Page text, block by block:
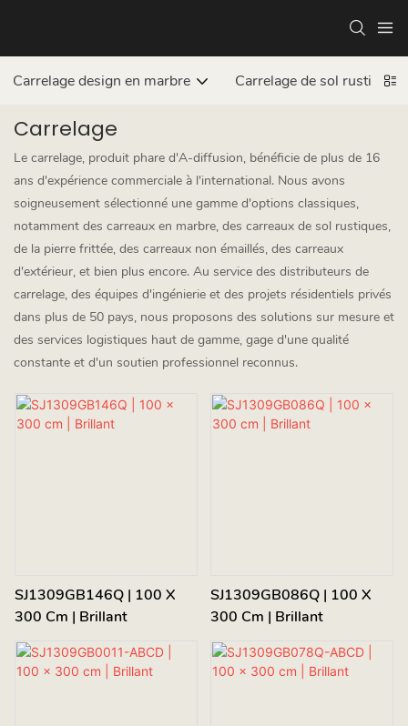
Carrelage design en marbre Carrelage de sol rustique
Carrelage
Le carrelage, produit phare d'A-diffusion, bénéficie de plus de 16
ans d'expérience commerciale à l'international. Nous avons
soigneusement sélectionné une gamme d'options classiques,
notamment des carreaux en marbre, des carreaux de sol rustiques,
de la pierre frittée, des carreaux non émaillés, des carreaux
d'extérieur, et bien plus encore. Au service des distributeurs de
carrelage, des équipes d'ingénierie et des projets résidentiels privés
dans plus de 50 pays, nous proposons des solutions sur mesure et
des services logistiques haut de gamme, gage d'une qualité
constante et d'un soutien professionnel reconnus.
SJ1309GB146Q | 100 X
300 Cm | Brillant
SJ1309GB086Q | 100 X
300 Cm | Brillant